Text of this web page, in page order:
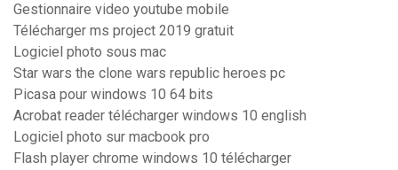
Gestionnaire video youtube mobile
Télécharger ms project 2019 gratuit
Logiciel photo sous mac
Star wars the clone wars republic heroes pc
Picasa pour windows 10 64 bits
Acrobat reader télécharger windows 10 english
Logiciel photo sur macbook pro
Flash player chrome windows 10 télécharger